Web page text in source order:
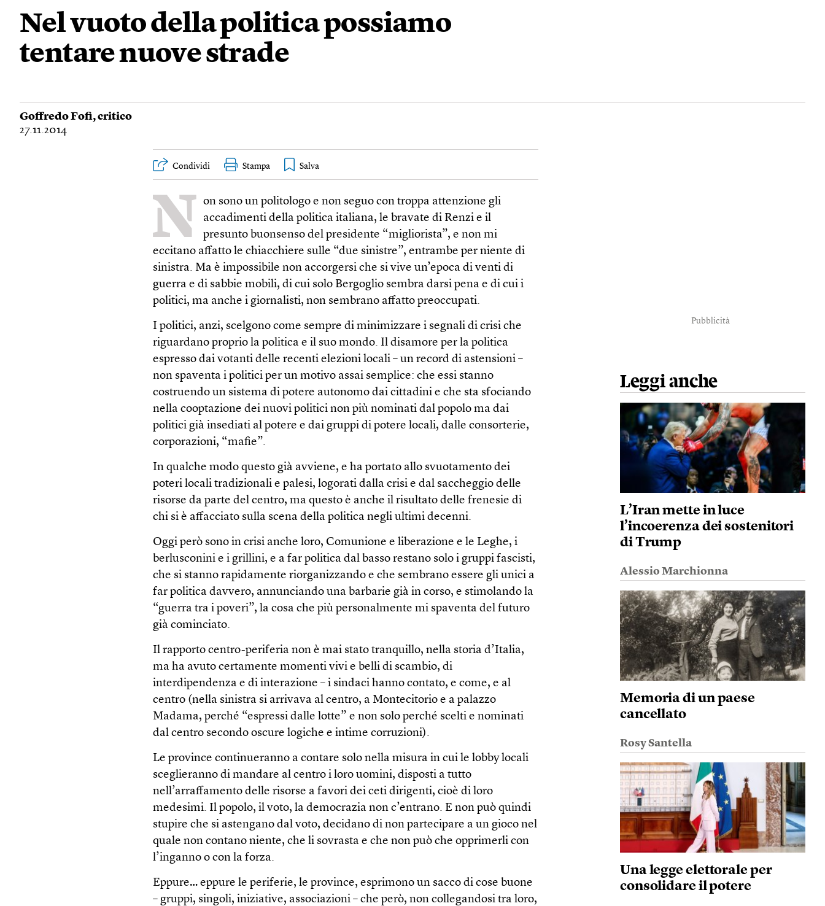
Nel vuoto della politica possiamo
tentare nuove strade
Goffredo Fofi, critico
27.11.2014
Condividi Stampa
N on sono un politologo e non seguo con troppa attenzione gli
accadimenti della politica italiana, le bravate di Renzi e il
presunto buonsenso del presidente “migliorista”, e non mi
eccitano affatto le chiacchiere sulle “due sinistre”, entrambe per niente di
sinistra. Ma è impossibile non accorgersi che si vive un’epoca di venti di
guerra e di sabbie mobili, di cui solo Bergoglio sembra darsi pena e di cui i
politici, ma anche i giornalisti, non sembrano affatto preoccupati.
I politici, anzi, scelgono come sempre di minimizzare i segnali di crisi che
riguardano proprio la politica e il suo mondo. Il disamore per la politica
espresso dai votanti delle recenti elezioni locali – un record di astensioni –
non spaventa i politici per un motivo assai semplice: che essi stanno
costruendo un sistema di potere autonomo dai cittadini e che sta sfociando
nella cooptazione dei nuovi politici non più nominati dal popolo ma dai
politici già insediati al potere e dai gruppi di potere locali, dalle consorterie,
corporazioni, “mafie”.
In qualche modo questo già avviene, e ha portato allo svuotamento dei
poteri locali tradizionali e palesi, logorati dalla crisi e dal saccheggio delle
risorse da parte del centro, ma questo è anche il risultato delle frenesie di
chi si è affacciato sulla scena della politica negli ultimi decenni.
Oggi però sono in crisi anche loro, Comunione e liberazione e le Leghe, i
berlusconini e i grillini, e a far politica dal basso restano solo i gruppi fascisti,
che si stanno rapidamente riorganizzando e che sembrano essere gli unici a
far politica davvero, annunciando una barbarie già in corso, e stimolando la
“guerra tra i poveri”, la cosa che più personalmente mi spaventa del futuro
già cominciato.
Il rapporto centro-periferia non è mai stato tranquillo, nella storia d’Italia,
ma ha avuto certamente momenti vivi e belli di scambio, di
interdipendenza e di interazione – i sindaci hanno contato, e come, e al
centro (nella sinistra si arrivava al centro, a Montecitorio e a palazzo
Madama, perché “espressi dalle lotte” e non solo perché scelti e nominati
dal centro secondo oscure logiche e intime corruzioni).
Le province continueranno a contare solo nella misura in cui le lobby locali
sceglieranno di mandare al centro i loro uomini, disposti a tutto
nell’arraffamento delle risorse a favori dei ceti dirigenti, cioè di loro
medesimi. Il popolo, il voto, la democrazia non c’entrano. E non può quindi
stupire che si astengano dal voto, decidano di non partecipare a un gioco nel
quale non contano niente, che li sovrasta e che non può che opprimerli con
l’inganno o con la forza.
Eppure… eppure le periferie, le province, esprimono un sacco di cose buone
– gruppi, singoli, iniziative, associazioni – che però, non collegandosi tra loro,
Pubblicità
Leggi anche
L’Iran mette in luce
l’incoerenza dei sostenitori
di Trump
Alessio Marchionna
Memoria di un paese
cancellato
Rosy Santella
Una legge elettorale per
consolidare il potere